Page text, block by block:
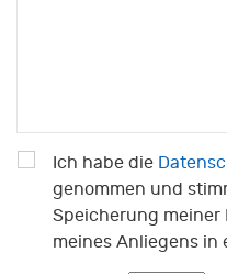
Ich habe die
genommen und
Speicherung meiner
meines Anliegens in